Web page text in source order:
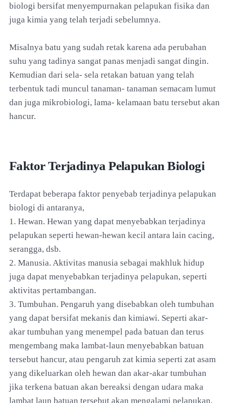
biologi bersifat menyempurnakan pelapukan fisika dan
juga kimia yang telah terjadi sebelumnya.
Misalnya batu yang sudah retak karena ada perubahan
suhu yang tadinya sangat panas menjadi sangat dingin.
Kemudian dari sela- sela retakan batuan yang telah
terbentuk tadi muncul tanaman- tanaman semacam lumut
dan juga mikrobiologi, lama- kelamaan batu tersebut akan
hancur.
Faktor Terjadinya Pelapukan Biologi
Terdapat beberapa faktor penyebab terjadinya pelapukan
biologi di antaranya,
1. Hewan. Hewan yang dapat menyebabkan terjadinya
pelapukan seperti hewan-hewan kecil antara lain cacing,
serangga, dsb.
2. Manusia. Aktivitas manusia sebagai makhluk hidup
juga dapat menyebabkan terjadinya pelapukan, seperti
aktivitas pertambangan.
3. Tumbuhan. Pengaruh yang disebabkan oleh tumbuhan
yang dapat bersifat mekanis dan kimiawi. Seperti akar-
akar tumbuhan yang menempel pada batuan dan terus
mengembang maka lambat-laun menyebabkan batuan
tersebut hancur, atau pengaruh zat kimia seperti zat asam
yang dikeluarkan oleh hewan dan akar-akar tumbuhan
jika terkena batuan akan bereaksi dengan udara maka
lambat laun batuan tersebut akan mengalami pelapukan.